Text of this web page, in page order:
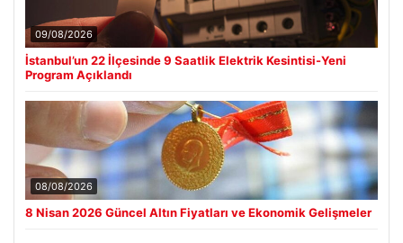
09/08/2026
İstanbul’un 22 İlçesinde 9 Saatlik Elektrik Kesintisi-Yeni
Program Açıklandı
08/08/2026
8 Nisan 2026 Güncel Altın Fiyatları ve Ekonomik Gelişmeler